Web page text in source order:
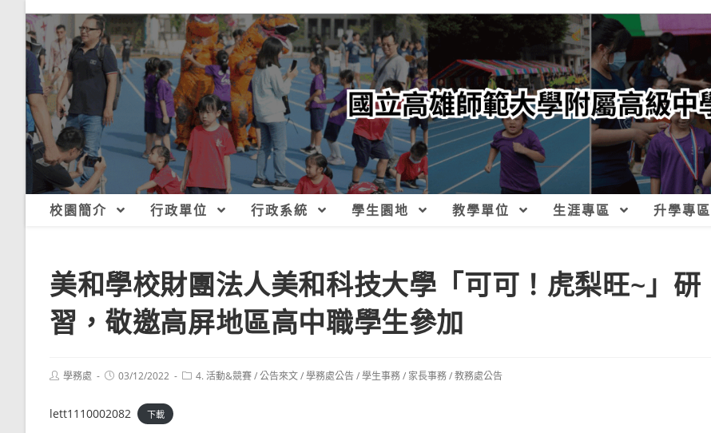
校園簡介 行政單位 行政系統 學生園地 教學單位 生涯專區 升學專區
美和學校財團法人美和科技大學「可可！虎梨旺~」研
習，敬邀高屏地區高中職學生參加
Post學務處
Post03/12/2022
Post4. 活動&競賽/公告來文/學務處公告/學生事務/ 家長事務/教務處公告
lett1110002082 下載